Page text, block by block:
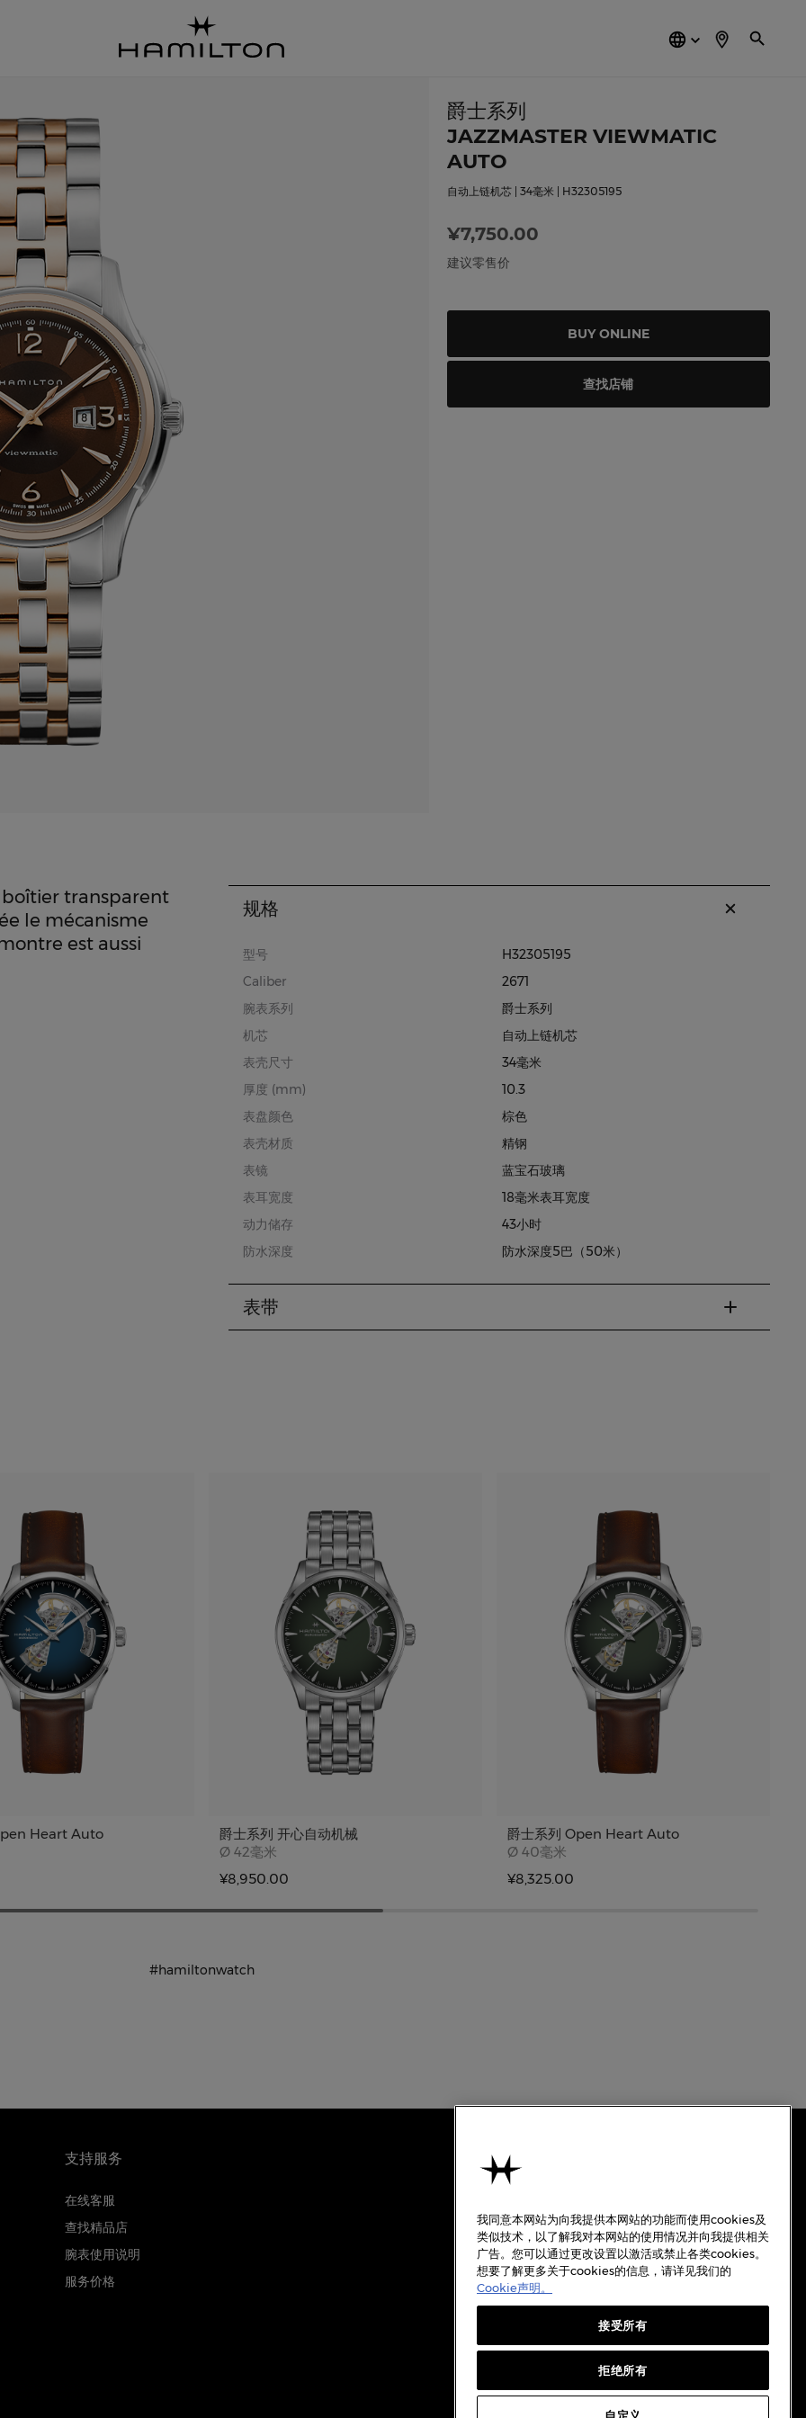
简
体
爵士系列
JAZZMASTER VIEWMATIC
AUTO
自动上链机芯 | 34毫米 | H32305195
¥7,750.00
建议零售价
BUY ONLINE
查找店铺
transparent
le mécanisme
est aussi
规格
型号
H32305195
Caliber
2671
腕表系列
爵士系列
机芯
自动上链机芯
表壳尺寸
34毫米
厚度 (mm)
10.3
表盘颜色
棕色
表壳材质
精钢
表镜
蓝宝石玻璃
表耳宽度
18毫米表耳宽度
动力储存
43小时
防水深度
防水深度5巴（50米）
表带
Heart Auto
爵士系列 开心自动机械
Ø Case size
42毫米
¥8,950.00
爵士系列 Open Heart Auto
Ø Case size
40毫米
¥8,325.00
#hamiltonwatch
支持服务
在线客服
查找精品店
腕表使用说明
服务价格
使用条款
使用条款
隐私政策
Cookie政策
质保
我同意本网站为向我提供本网站的功能而使用cookies及
类似技术，以了解我对本网站的使用情况并向我提供相关
广告。您可以通过更改设置以激活或禁止各类cookies。
想要了解更多关于cookies的信息，请详见我们的
Cookie声明。
接受所有
拒绝所有